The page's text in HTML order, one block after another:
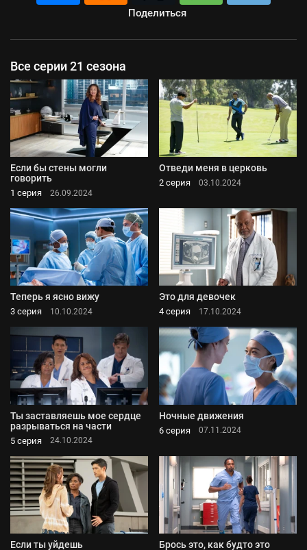
Поделиться
Все серии 21 сезона
Если бы стены могли
говорить
1 серия 26.09.2024
Отведи меня в церковь
2 серия 03.10.2024
Теперь я ясно вижу
3 серия 10.10.2024
Это для девочек
4 серия 17.10.2024
Ты заставляешь мое сердце
разрываться на части
5 серия 24.10.2024
Ночные движения
6 серия 07.11.2024
Если ты уйдешь
Брось это, как будто это